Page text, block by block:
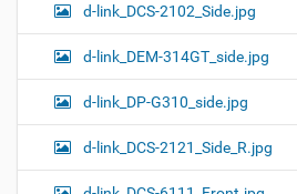
d-link_DCS-2102_Side.jpg
d-link_DEM-314GT_side.jpg
d-link_DP-G310_side.jpg
d-link_DCS-2121_Side_R.jpg